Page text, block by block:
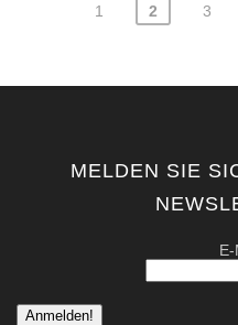
Seitennummerierung
Beiträge
1 2 3
MELDEN SIE